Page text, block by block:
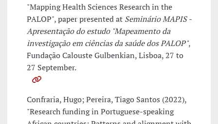
"Mapping Health Sciences Research in the
PALOP", paper presented at Seminário MAPIS -
Apresentação do estudo "Mapeamento da
investigação em ciências da saúde dos PALOP",
Fundação Calouste Gulbenkian, Lisboa, 27 to
27 September.
Confraria, Hugo; Pereira, Tiago Santos (2022),
"Research funding in Portuguese-speaking